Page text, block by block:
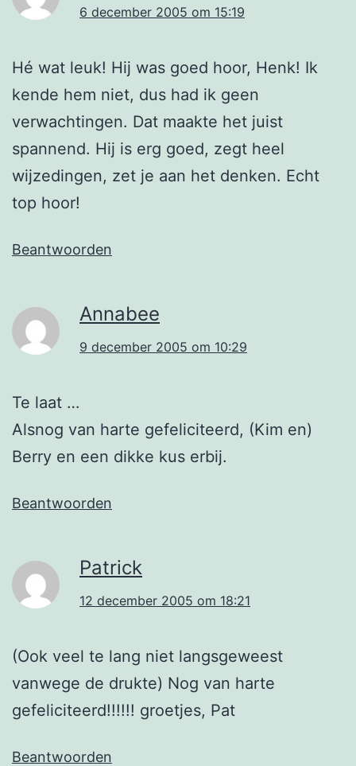
6 december 2005 om 15:19
Hé wat leuk! Hij was goed hoor, Henk! Ik
kende hem niet, dus had ik geen
verwachtingen. Dat maakte het juist
spannend. Hij is erg goed, zegt heel
wijzedingen, zet je aan het denken. Echt
top hoor!
Beantwoorden
Annabee
9 december 2005 om 10:29
Te laat …
Alsnog van harte gefeliciteerd, (Kim en)
Berry en een dikke kus erbij.
Beantwoorden
Patrick
12 december 2005 om 18:21
(Ook veel te lang niet langsgeweest
vanwege de drukte) Nog van harte
gefeliciteerd!!!!!! groetjes, Pat
Beantwoorden